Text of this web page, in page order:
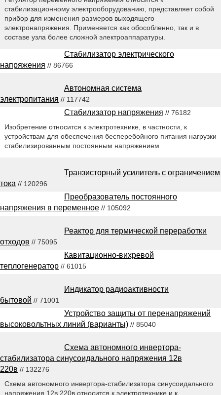
стабилизационному электрооборудованию, представляет собой
прибор для изменения размеров выходящего
электронапряжения. Применяется как обособленно, так и в
составе узла более сложной электроаппаратуры.
Стабилизатор электрического
напряжения // 86766
Автономная система
электропитания // 117742
Стабилизатор напряжения // 76182
Изобретение относится к электротехнике, в частности, к
устройствам для обеспечения бесперебойного питания нагрузки
стабилизированным постоянным напряжением
Транзисторный усилитель с ограничением
тока // 120296
Преобразователь постоянного
напряжения в переменное // 105092
Реактор для термической переработки
отходов // 75095
Кавитационно-вихревой
теплогенератор // 61015
Индикатор радиоактивности
бытовой // 71001
Устройство защиты от перенапряжений
высоковольтных линий (варианты) // 85040
Схема автономного инвертора-
стабилизатора синусоидального напряжения 12в
220в // 132276
Схема автономного инвертора-стабилизатора синусоидального
напряжения 12в 220в относится к электротехнике и к